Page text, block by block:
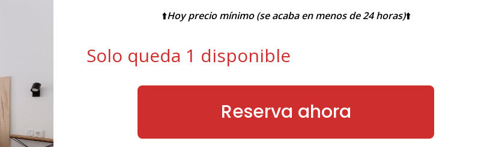
⬆️Hoy precio mínimo (se acaba en menos de 24 horas)⬆️
Solo queda 1 disponible
Reserva ahora